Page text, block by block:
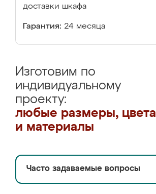
доставки шкафа
Гарантия: 24 месяца
Изготовим по
индивидуальному
проекту:
любые размеры, цвета
и материалы
Часто задаваемые вопросы